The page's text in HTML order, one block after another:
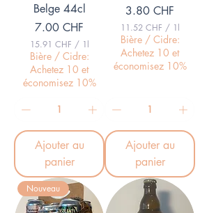
Belge 44cl
Prix
7.00 CHF
15.91 CHF / 1l
1
.
9
H
p
a
r
1
L
i
Bière / Cidre:
Achetez 10 et
économisez 10%
Ajouter au
panier
Prix
3.80 CHF
11.52 CHF / 1l
1
.
5
H
p
a
r
1
L
i
t
r
Bière / Cidre:
Achetez 10 et
économisez 10%
Ajouter au
panier
Nouveau